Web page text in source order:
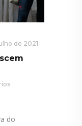
de 2021
do